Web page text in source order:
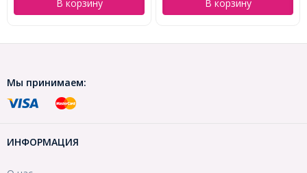
Мы принимаем:
ИНФОРМАЦИЯ